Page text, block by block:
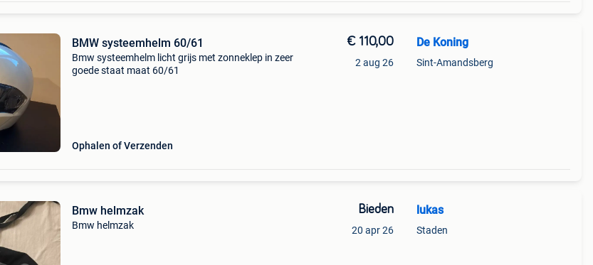
BMW systeemhelm 60/61
Bmw systeemhelm licht grijs met zonneklep in zeer
goede staat maat 60/61
Ophalen of Verzenden
€ 110,00
2 aug 26
De Koning
Sint-Amandsberg
Bmw helmzak
Bmw helmzak
Bieden
20 apr 26
lukas
Staden